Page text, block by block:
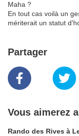
Maha ?
En tout cas voilà un
mériterait un statut
Partager
Vous aimerez
Rando des Rives à